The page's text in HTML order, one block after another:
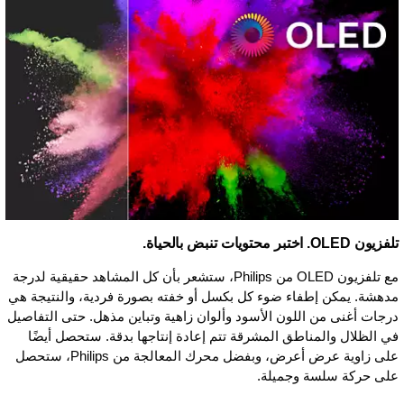
تلفزيون OLED. اختبر محتويات تنبض بالحياة.
مع تلفزيون OLED من Philips، ستشعر بأن كل المشاهد حقيقية لدرجة
مدهشة. يمكن إطفاء ضوء كل بكسل أو خفته بصورة فردية، والنتيجة هي
درجات أغنى من اللون الأسود وألوان زاهية وتباين مذهل. حتى التفاصيل
في الظلال والمناطق المشرقة تتم إعادة إنتاجها بدقة. ستحصل أيضًا
على زاوية عرض أعرض، وبفضل محرك المعالجة من Philips، ستحصل
على حركة سلسة وجميلة.